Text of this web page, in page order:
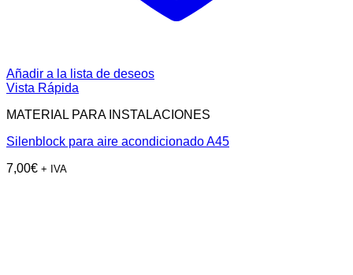
Añadir a la lista de deseos
Vista Rápida
MATERIAL PARA INSTALACIONES
Silenblock para aire acondicionado A45
7,00€ + IVA